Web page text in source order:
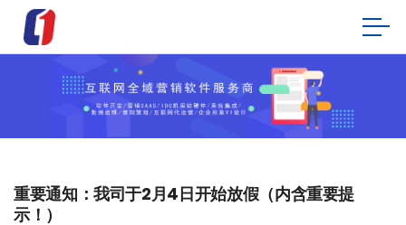
重要通知：我司于2月4日开始放假（内含重要提
示！）